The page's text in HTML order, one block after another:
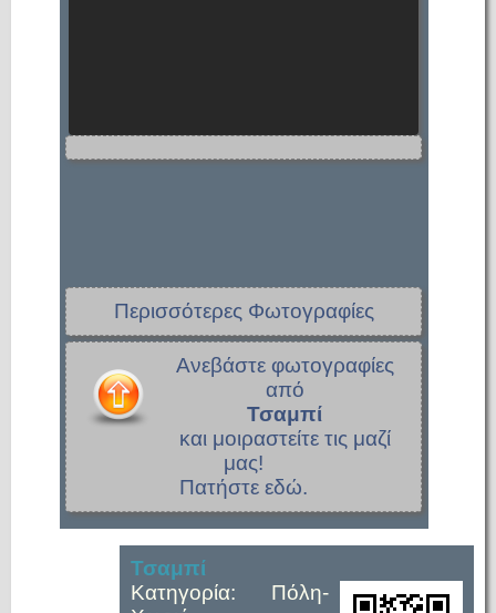
Περισσότερες Φωτογραφίες
Ανεβάστε φωτογραφίες
από
Τσαμπί
και μοιραστείτε τις μαζί
μας!
Πατήστε εδώ.
Τσαμπί
Κατηγορία: Πόλη-